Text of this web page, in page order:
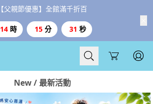
【父親節優惠】全館滿千折百
14 時 15 分 30 秒
Cart
New / 最新活動